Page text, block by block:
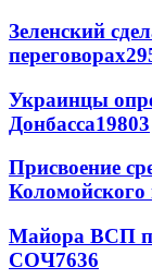
Зеленский
переговорах
Украинцы
Донбасса19803
Присвоение
Коломойского
Майора ВСП
СОЧ7636